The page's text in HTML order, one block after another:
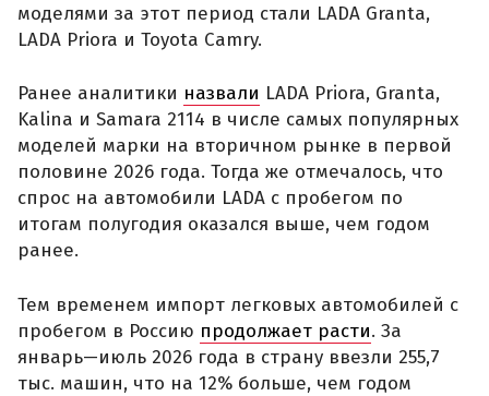
моделями за этот период стали LADA Granta,
LADA Priora и Toyota Camry.
Ранее аналитики назвали LADA Priora, Granta,
Kalina и Samara 2114 в числе самых популярных
моделей марки на вторичном рынке в первой
половине 2026 года. Тогда же отмечалось, что
спрос на автомобили LADA с пробегом по
итогам полугодия оказался выше, чем годом
ранее.
Тем временем импорт легковых автомобилей с
пробегом в Россию продолжает расти. За
январь—июль 2026 года в страну ввезли 255,7
тыс. машин, что на 12% больше, чем годом